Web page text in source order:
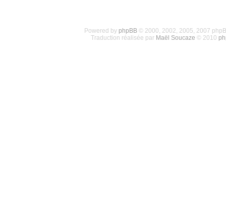
Powered by phpBB© 2000, 2002, 2005, 2007
Traduction réalisée par Maël Soucaze © 2010